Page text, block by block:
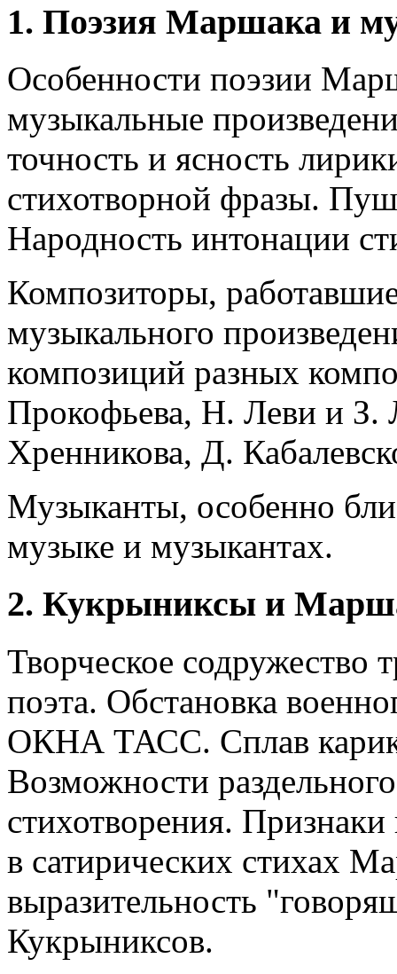
1. Поэзия Маршака и
Особенности поэзии
музыкальные
точность и ясность
стихотворной фразы.
Народность интонации
Композиторы,
музыкального
композиций разных
Прокофьева, Н. Леви и З.
Хренникова, Д.
Музыканты, особенно
музыке и музыкантах.
2. Кукрыниксы и
Творческое содружество
поэта. Обстановка
ОКНА ТАСС. Сплав
Возможности
стихотворения. Признаки
в сатирических стихах
выразительность
Кукрыниксов.